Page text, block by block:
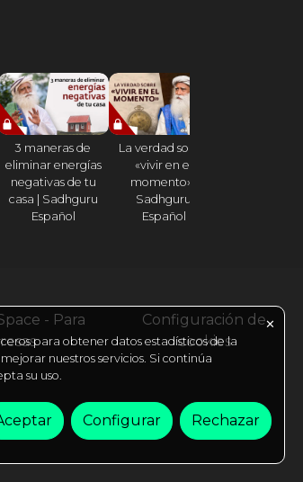
3 maneras de
eliminar energías
negativas de tu
casa | Sadhguru
Español
La verdad sobre
«vivir en el
momento» |
Sadhguru
Español
- Para
Configuración de
cookies
✕
para obtener datos estadísticos de la
nuestros servicios. Si continúa
su uso.
Configurar Rechazar